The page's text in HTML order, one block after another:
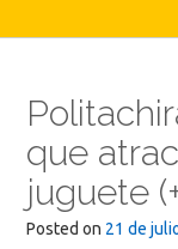
que
juguete
Posted on 21 de